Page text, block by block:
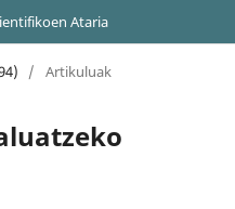
Ataria
/ Artikuluak